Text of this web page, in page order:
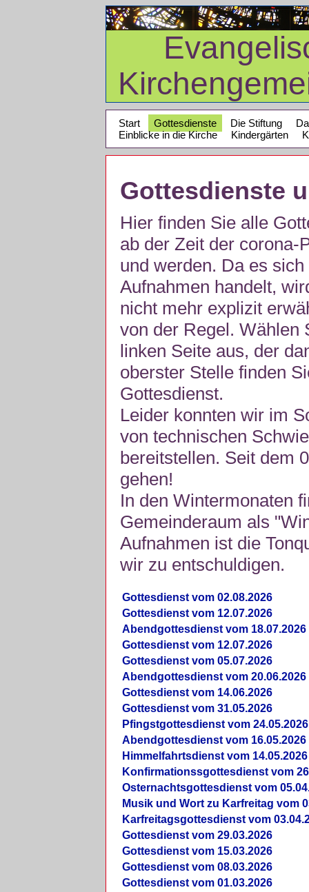
Start Gottesdienste Die Stiftung
Einblicke in die Kirche
Kindergärten
Gottesdienste
Hier finden Sie alle
ab der Zeit der corona-
und werden. Da es
Aufnahmen handelt,
nicht mehr explizit
von der Regel. Wählen
linken Seite aus, der
oberster Stelle finden
Gottesdienst.
Leider konnten wir im
von technischen
bereitstellen. Seit dem
gehen!
In den Wintermonaten
Gemeinderaum als
Aufnahmen ist die
wir zu entschuldigen.
Gottesdienst vom 02.08.2026
Gottesdienst vom 12.07.2026
Abendgottesdienst vom 18.07.2026
Gottesdienst vom 12.07.2026
Gottesdienst vom 05.07.2026
Abendgottesdienst vom 20.06.2026
Gottesdienst vom 14.06.2026
Gottesdienst vom 31.05.2026
Pfingstgottesdienst vom 24.05.2026
Abendgottesdienst vom 16.05.2026
Himmelfahrtsdienst vom 14.05.2026
Konfirmationssgottesdienst vom
Osternachtsgottesdienst vom
Musik und Wort zu Karfreitag vom
Karfreitagsgottesdienst vom
Gottesdienst vom 29.03.2026
Gottesdienst vom 15.03.2026
Gottesdienst vom 08.03.2026
Gottesdienst vom 01.03.2026